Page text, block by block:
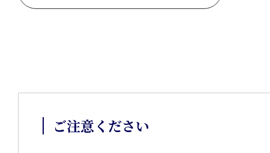
ご注意ください